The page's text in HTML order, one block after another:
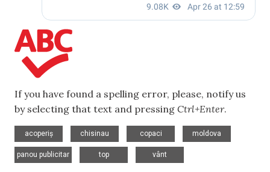
If you have found a spelling error, please, notify us
by selecting that text and pressing Ctrl+Enter.
acoperiș
chisinau
copaci
moldova
panou publicitar
top
vânt